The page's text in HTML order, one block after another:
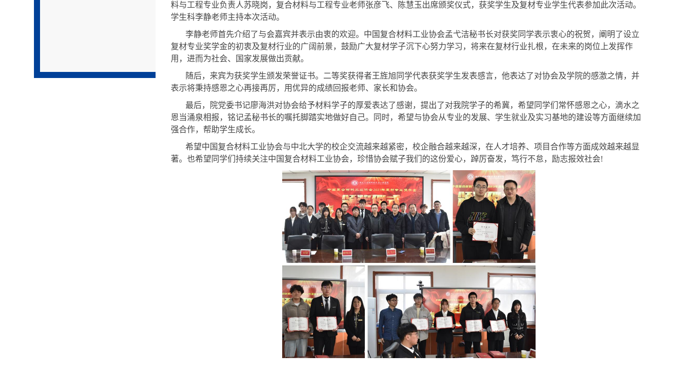
料与工程专业负责人苏晓岗，复合材料与工程专业老师张彦飞、陈慧玉出席颁奖仪式，获奖学生及复材专业学生代表参加此次活动。
学生科李静老师主持本次活动。
李静老师首先介绍了与会嘉宾并表示由衷的欢迎。中国复合材料工业协会孟弋洁秘书长对获奖同学表示衷心的祝贺，阐明了设立
复材专业奖学金的初衷及复材行业的广阔前景，鼓励广大复材学子沉下心努力学习，将来在复材行业扎根，在未来的岗位上发挥作
用，进而为社会、国家发展做出贡献。
随后，来宾为获奖学生颁发荣誉证书。二等奖获得者王旌旭同学代表获奖学生发表感言，他表达了对协会及学院的感激之情，并
表示将秉持感恩之心再接再厉，用优异的成绩回报老师、家长和协会。
最后，院党委书记廖海洪对协会给予材料学子的厚爱表达了感谢，提出了对我院学子的希冀，希望同学们常怀感恩之心，滴水之
恩当涌泉相报，铭记孟秘书长的嘱托脚踏实地做好自己。同时，希望与协会从专业的发展、学生就业及实习基地的建设等方面继续加
强合作，帮助学生成长。
希望中国复合材料工业协会与中北大学的校企交流越来越紧密，校企融合越来越深，在人才培养、项目合作等方面成效越来越显
著。也希望同学们持续关注中国复合材料工业协会，珍惜协会赋子我们的这份爱心，踔厉奋发，笃行不怠，励志报效社会!